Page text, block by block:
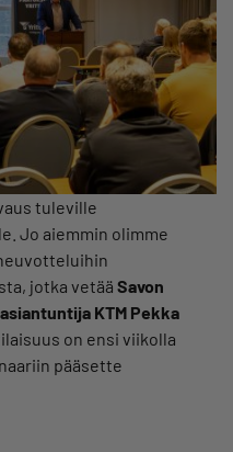
tuleville
Jo aiemmin olimme
jotka vetääSavon
asiantuntija KTM Pekka
on ensi viikolla
pääsette